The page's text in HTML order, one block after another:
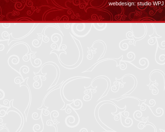
webdesign:studio WPJ